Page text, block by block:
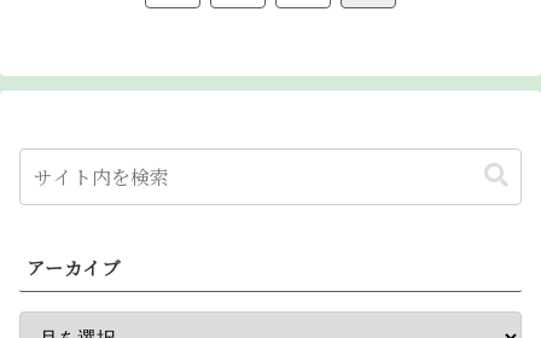
アーカイブ